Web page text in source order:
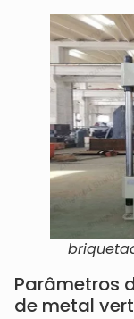
Parâmetros
de metal